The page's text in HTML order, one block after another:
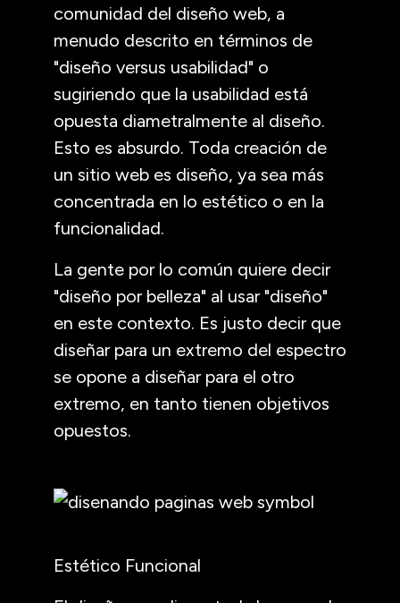
comunidad del diseño web, a
menudo descrito en términos de
"diseño versus usabilidad" o
sugiriendo que la usabilidad está
opuesta diametralmente al diseño.
Esto es absurdo. Toda creación de
un sitio web es diseño, ya sea más
concentrada en lo estético o en la
funcionalidad.
La gente por lo común quiere decir
"diseño por belleza" al usar "diseño"
en este contexto. Es justo decir que
diseñar para un extremo del espectro
se opone a diseñar para el otro
extremo, en tanto tienen objetivos
opuestos.
Estético Funcional